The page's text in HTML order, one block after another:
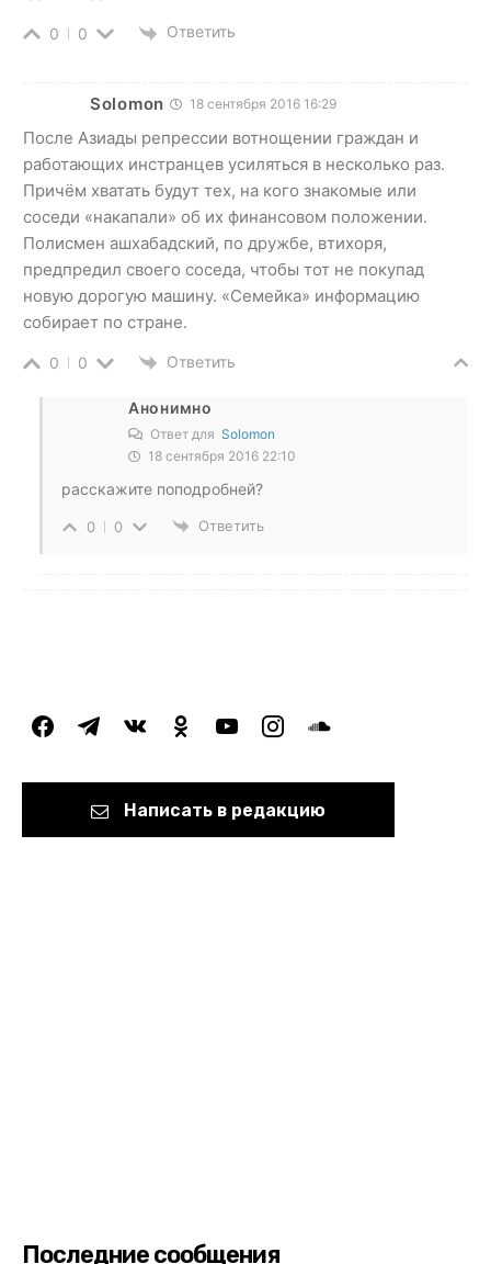
0 0 Ответить
Solomon 18 сентября 2016 16:29
После Азиады репрессии вотнощении граждан и
работающих инстранцев усиляться в несколько раз.
Причём хватать будут тех, на кого знакомые или
соседи «накапали» об их финансовом положении.
Полисмен ашхабадский, по дружбе, втихоря,
предпредил своего соседа, чтобы тот не покупад
новую дорогую машину. «Семейка» информацию
собирает по стране.
0 0 Ответить
Анонимно
Ответ для Solomon
18 сентября 2016 22:10
расскажите поподробней?
0 0 Ответить
facebooktelegramvkontakteodnoklassniki
youtubeinstagramsoundcloud
Написать в редакцию
Последние сообщения